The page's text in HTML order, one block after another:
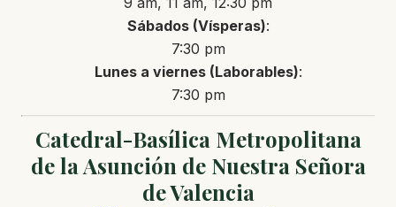
Sábados (Vísperas):
7:30 pm
Lunes a viernes (Laborables):
7:30 pm
Catedral-Basílica Metropolitana
de la Asunción de Nuestra Señora
de Valencia